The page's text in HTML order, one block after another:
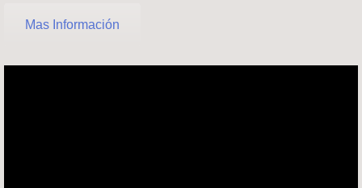
Mas Información